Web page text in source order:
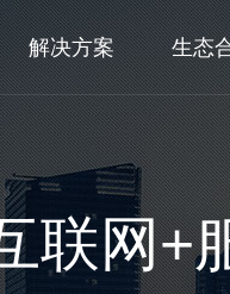
解决方案 生态
联网+